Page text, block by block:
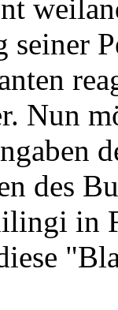
seiner
Nun
des
in